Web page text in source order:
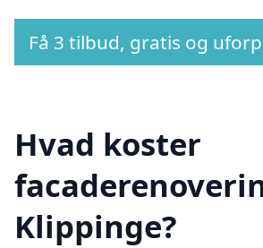
Få 3 tilbud, gratis og
Hvad koster
Klippinge?